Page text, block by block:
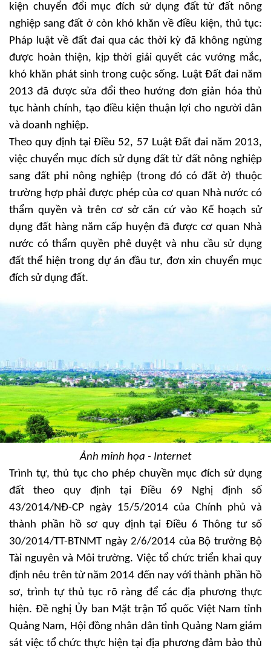
kiện chuyển đổi mục đích sử dụng đất từ đất nông
nghiệp sang đất ở còn khó khăn về điều kiện, thủ tục:
Pháp luật về đất đai qua các thời kỳ đã không ngừng
được hoàn thiện, kịp thời giải quyết các vướng mắc,
khó khăn phát sinh trong cuộc sống. Luật Đất đai năm
2013 đã được sửa đổi theo hướng đơn giản hóa thủ
tục hành chính, tạo điều kiện thuận lợi cho người dân
và doanh nghiệp.
Theo quy định tại Điều 52, 57 Luật Đất đai năm 2013,
việc chuyển mục đích sử dụng đất từ đất nông nghiệp
sang đất phi nông nghiệp (trong đó có đất ở) thuộc
trường hợp phải được phép của cơ quan Nhà nước có
thẩm quyền và trên cơ sở căn cứ vào Kế hoạch sử
dụng đất hàng năm cấp huyện đã được cơ quan Nhà
nước có thẩm quyền phê duyệt và nhu cầu sử dụng
đất thể hiện trong dự án đầu tư, đơn xin chuyển mục
đích sử dụng đất.
Ảnh minh họa - Internet
Trình tự, thủ tục cho phép chuyền mục đích sử dụng
đất theo quy định tại Điều 69 Nghị định số
43/2014/NĐ-CP ngày 15/5/2014 của Chính phủ và
thành phần hồ sơ quy định tại Điều 6 Thông tư số
30/2014/TT-BTNMT ngày 2/6/2014 của Bộ trưởng Bộ
Tài nguyên và Môi trường. Việc tổ chức triển khai quy
định nêu trên từ năm 2014 đến nay với thành phần hồ
sơ, trình tự thủ tục rõ ràng để các địa phương thực
hiện. Đề nghị Ủy ban Mặt trận Tổ quốc Việt Nam tỉnh
Quảng Nam, Hội đồng nhân dân tỉnh Quảng Nam giám
sát việc tổ chức thực hiện tại địa phương đảm bảo thủ